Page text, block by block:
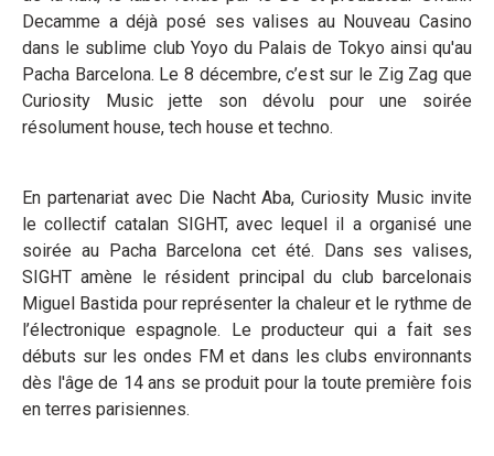
Decamme a déjà posé ses valises au Nouveau Casino
dans le sublime club Yoyo du Palais de Tokyo ainsi qu'au
Pacha Barcelona. Le 8 décembre, c’est sur le Zig Zag que
Curiosity Music jette son dévolu pour une soirée
résolument house, tech house et techno.
En partenariat avec Die Nacht Aba, Curiosity Music invite
le collectif catalan SIGHT, avec lequel il a organisé une
soirée au Pacha Barcelona cet été. Dans ses valises,
SIGHT amène le résident principal du club barcelonais
Miguel Bastida pour représenter la chaleur et le rythme de
l’électronique espagnole. Le producteur qui a fait ses
débuts sur les ondes FM et dans les clubs environnants
dès l'âge de 14 ans se produit pour la toute première fois
en terres parisiennes.